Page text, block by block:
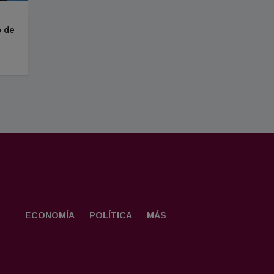
de
ECONOMÍA POLÍTICA MÁS